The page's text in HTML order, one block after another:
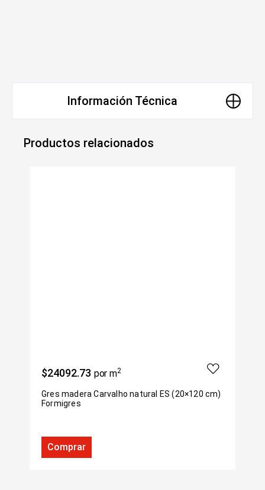
Información Técnica
Productos relacionados
$24092.73 por m2
Gres madera Carvalho natural ES (20×120 cm)
Formigres
Comprar